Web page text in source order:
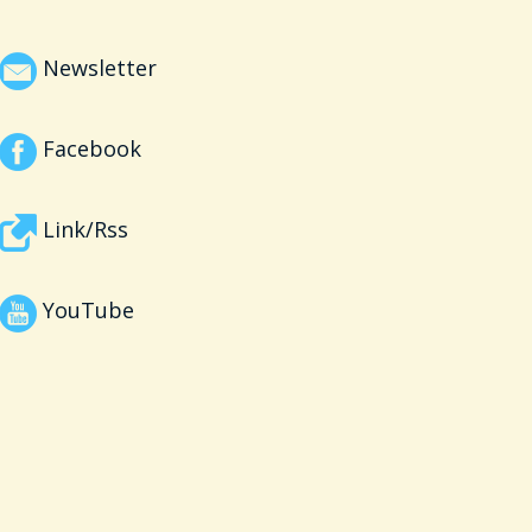
Newsletter
Facebook
Link/Rss
YouTube